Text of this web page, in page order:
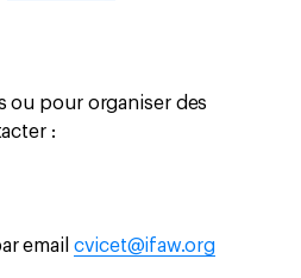
ou pour organiser des
:
email cvicet@ifaw.org